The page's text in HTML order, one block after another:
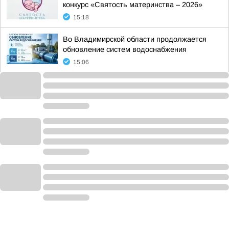
конкурс «Святость материнства – 2026»
15:18
Во Владимирской области продолжается
обновление систем водоснабжения
15:06